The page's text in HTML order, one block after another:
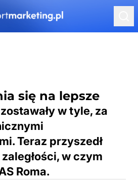
się na lepsze
w tyle, za
Teraz przyszedł
w czym
Roma.